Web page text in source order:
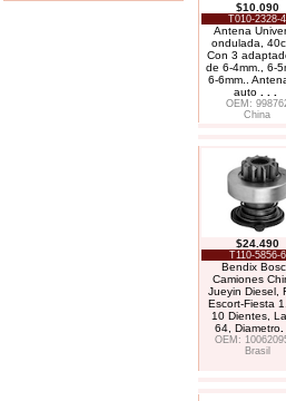
$10.090
T010-2328-4
Antena
ondulada,
Con 3
de 6-4mm., 6-
6-6mm..
auto
OEM:
China
$24.490
T110-5856-6
Bendix
Camiones
Jueyin Diesel,
Escort-Fiesta
10 Dientes,
64, Diametro.
OEM:
Brasil